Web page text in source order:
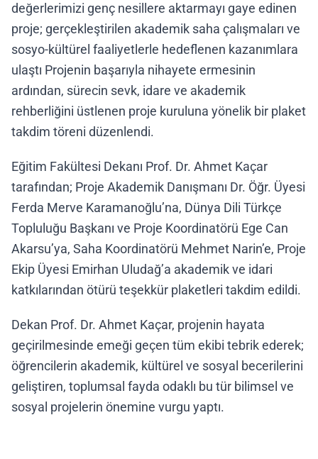
değerlerimizi genç nesillere aktarmayı gaye edinen
proje; gerçekleştirilen akademik saha çalışmaları ve
sosyo-kültürel faaliyetlerle hedeflenen kazanımlara
ulaştı Projenin başarıyla nihayete ermesinin
ardından, sürecin sevk, idare ve akademik
rehberliğini üstlenen proje kuruluna yönelik bir plaket
takdim töreni düzenlendi.
Eğitim Fakültesi Dekanı Prof. Dr. Ahmet Kaçar
tarafından; Proje Akademik Danışmanı Dr. Öğr. Üyesi
Ferda Merve Karamanoğlu’na, Dünya Dili Türkçe
Topluluğu Başkanı ve Proje Koordinatörü Ege Can
Akarsu’ya, Saha Koordinatörü Mehmet Narin’e, Proje
Ekip Üyesi Emirhan Uludağ’a akademik ve idari
katkılarından ötürü teşekkür plaketleri takdim edildi.
Dekan Prof. Dr. Ahmet Kaçar, projenin hayata
geçirilmesinde emeği geçen tüm ekibi tebrik ederek;
öğrencilerin akademik, kültürel ve sosyal becerilerini
geliştiren, toplumsal fayda odaklı bu tür bilimsel ve
sosyal projelerin önemine vurgu yaptı.